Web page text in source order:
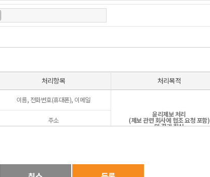
처리항목 처리목적
이름, 전화번호(휴대폰), 이메일
윤리제보 처리
(제보 관련 회사에 협조 요청 포함)
및 결과 회신
주소